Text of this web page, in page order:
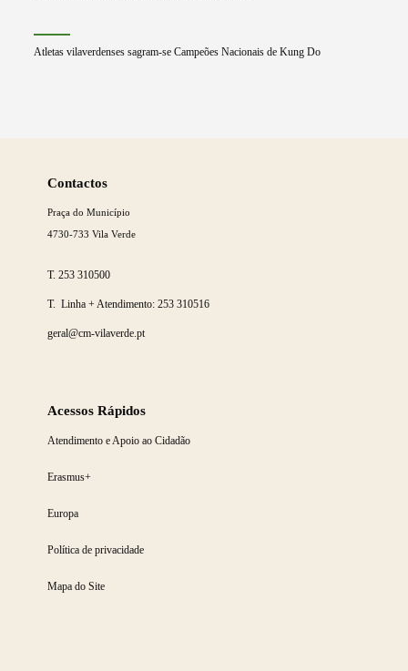
Atletas vilaverdenses sagram-se Campeões Nacionais de Kung Do
Contactos
Praça do Município
4730-733 Vila Verde
T.253 310500
T. Linha + Atendimento: 253 310516
geral@cm-vilaverde.pt
Acessos Rápidos
Atendimento e Apoio ao Cidadão
Erasmus+
Europa
Política de privacidade
Mapa do Site